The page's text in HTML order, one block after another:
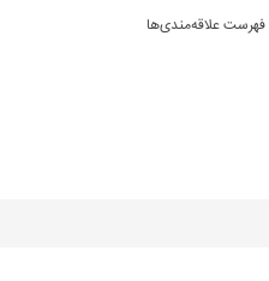
فهرست علاقه‌مندی‌ها